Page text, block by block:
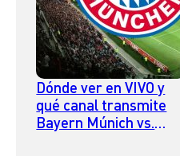
Dónde ver en VIVO y
qué canal transmite
Bayern Múnich vs.